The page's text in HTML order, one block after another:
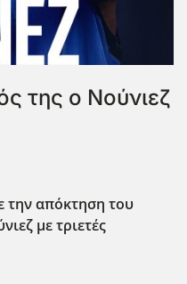
της ο Νούνιεζ
απόκτηση του
με τριετές